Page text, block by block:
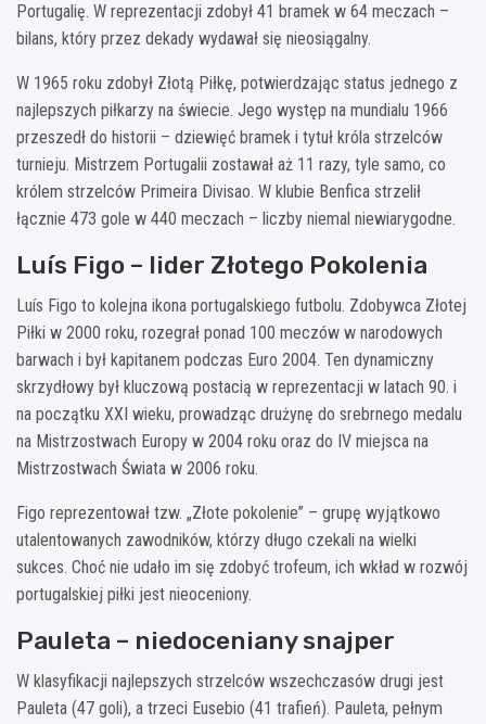
Portugalię. W reprezentacji zdobył 41 bramek w 64 meczach –
bilans, który przez dekady wydawał się nieosiągalny.
W 1965 roku zdobył Złotą Piłkę, potwierdzając status jednego z
najlepszych piłkarzy na świecie. Jego występ na mundialu 1966
przeszedł do historii – dziewięć bramek i tytuł króla strzelców
turnieju. Mistrzem Portugalii zostawał aż 11 razy, tyle samo, co
królem strzelców Primeira Divisao. W klubie Benfica strzelił
łącznie 473 gole w 440 meczach – liczby niemal niewiarygodne.
Luís Figo – lider Złotego Pokolenia
Luís Figo to kolejna ikona portugalskiego futbolu. Zdobywca Złotej
Piłki w 2000 roku, rozegrał ponad 100 meczów w narodowych
barwach i był kapitanem podczas Euro 2004. Ten dynamiczny
skrzydłowy był kluczową postacią w reprezentacji w latach 90. i
na początku XXI wieku, prowadząc drużynę do srebrnego medalu
na Mistrzostwach Europy w 2004 roku oraz do IV miejsca na
Mistrzostwach Świata w 2006 roku.
Figo reprezentował tzw. „Złote pokolenie” – grupę wyjątkowo
utalentowanych zawodników, którzy długo czekali na wielki
sukces. Choć nie udało im się zdobyć trofeum, ich wkład w rozwój
portugalskiej piłki jest nieoceniony.
Pauleta – niedoceniany snajper
W klasyfikacji najlepszych strzelców wszechczasów drugi jest
Pauleta (47 goli), a trzeci Eusebio (41 trafień). Pauleta, pełnym